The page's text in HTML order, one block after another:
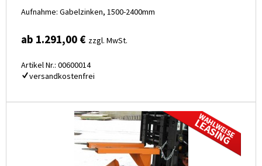
Aufnahme: Gabelzinken, 1500-2400mm
ab 1.291,00 € zzgl. MwSt.
Artikel Nr.: 00600014
versandkostenfrei